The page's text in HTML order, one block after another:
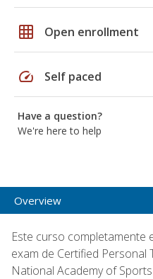
grid_on Open enrollment
speed Self paced
Have a question?
We're here to help
Overview
Este curso completamente
exam de Certified
National Academy of